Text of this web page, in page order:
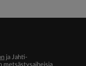
ja Jahti-
metsästysaiheisia